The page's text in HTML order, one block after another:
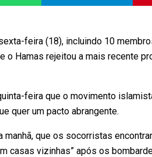
feira (18), incluindo 10
Hamas rejeitou a mais recente
feira que o movimento
quer um pacto abrangente.
que os socorristas
casas vizinhas” após os